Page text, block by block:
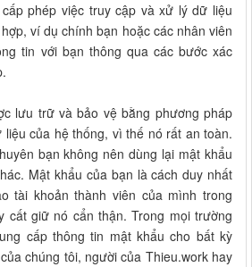
phép việc truy cập và xử lý dữ liệu
ví dụ chính bạn hoặc các nhân viên
tin với bạn thông qua các bước xác
lưu trữ và bảo vệ bằng phương pháp
của hệ thống, vì thế nó rất an toàn.
bạn không nên dùng lại mật khẩu
Mật khẩu của bạn là cách duy nhất
tài khoản thành viên của mình trong
cất giữ nó cẩn thận. Trong mọi trường
cấp thông tin mật khẩu cho bất kỳ
chúng tôi, người của Thieu.work hay